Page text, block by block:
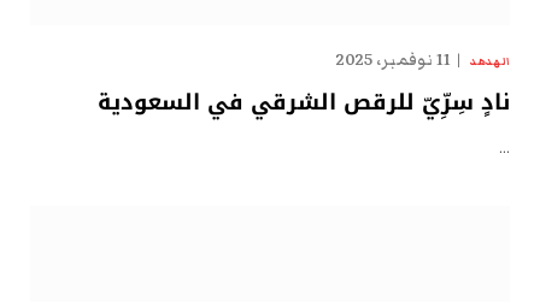
الهدهد 11 نوفمبر، 2025
نادٍ سِرِّيّ للرقص الشرقي في السعودية
…